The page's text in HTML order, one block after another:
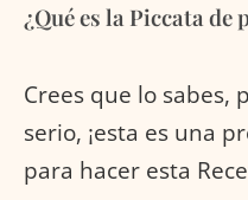
¿Qué es la Piccata de
Crees que lo sabes,
serio, ¡esta es una
para hacer esta